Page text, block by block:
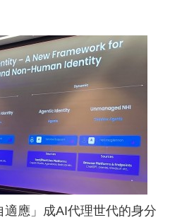
應」成AI代理世代的身分